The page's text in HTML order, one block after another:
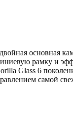
основная
рамку и
Glass 6
самой